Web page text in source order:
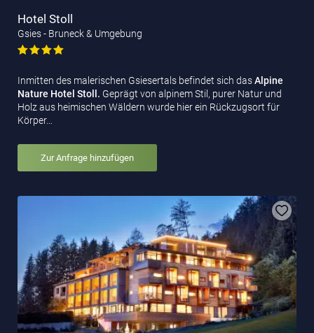
Hotel Stoll
Gsies - Bruneck & Umgebung
Inmitten des malerischen Gsiesertals befindet sich dasAlpine
Nature Hotel Stoll. Geprägt von alpinem Stil, purer Natur und
Holz aus heimischen Wäldern wurde hier ein Rückzugsort für
Körper…
Zur Anfrage hinzufügen